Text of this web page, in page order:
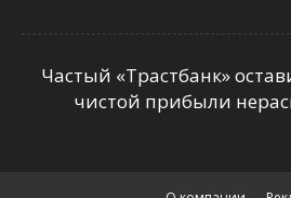
Частый «Трастбанк»
чистой прибыли